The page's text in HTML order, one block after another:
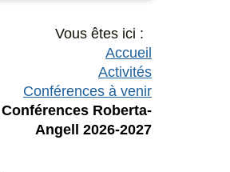
Vous êtes ici :
Accueil
Activités
Conférences à venir
Conférences Roberta-
Angell 2026-2027